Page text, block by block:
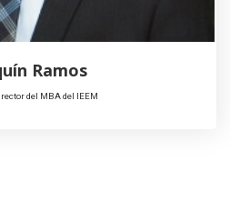
Ramos
del MBA del IEEM